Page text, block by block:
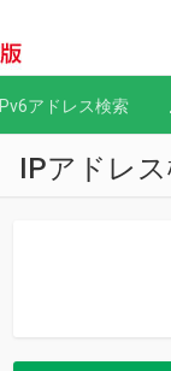
IPv6アドレス検索
IPアドレ